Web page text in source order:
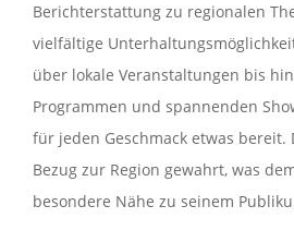
Berichterstattung zu regionalen
vielfältige
über lokale Veranstaltungen bis
Programmen und spannenden
für jeden Geschmack etwas
Bezug zur Region gewahrt, was
besondere Nähe zu seinem